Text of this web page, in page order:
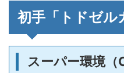
つのに必要な
技1回数の周期について
初手「トドゼル
スーパー環境（